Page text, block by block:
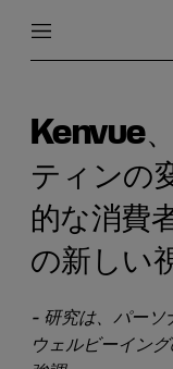
Kenvue
ティンの
的な消費
の新しい
- 研究は、パーソ
ウェルビーイン